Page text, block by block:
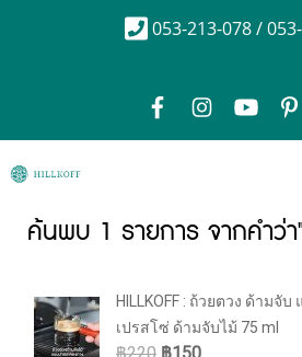
053-213-078 /
ค้นพบ 1 รายการ จากคำว่
HILLKOFF : ถ้วยตวง ด้ามจั
เปรสโซ่ ด้ามจับไม้ 75 ml